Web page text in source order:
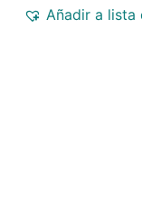
Añadir a lista